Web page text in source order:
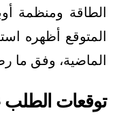
الطاقة ومنظمة
المتوقع أظهره
الماضية، وفق ما
توقعات الطلب